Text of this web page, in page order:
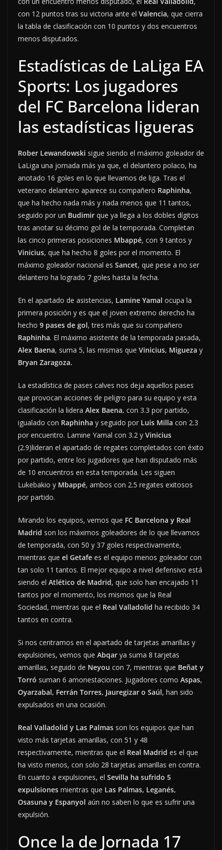
con 12 puntos tras su victoria ante el Valencia, que cierra
la tabla de clasificación con 10 puntos y dos encuentros
menos disputados.
Estadísticas de LaLiga EA
Sports: Los jugadores
del FC Barcelona lideran
las estadísticas ligueras
Rober Lewandowski sigue siendo el máximo goleador de
LaLiga una jornada más ya que, el delantero polaco, ha
anotado 16 goles en lo que llevamos de liga. Tras el
veterano delantero aparece su compañero Raphinha,
que ha hecho nada más y nada menos que 11 tantos,
seguido por un Budimir que ya llega a los dobles dígitos
tras anotar su décimo gol de la temporada. Completan
las cinco primeras posiciones Mbappé, con 9 tantos y
Vinicius, que ha hecho 8 goles por el momento. El
máximo goleador nacional es Sancet, que pese a no ser
delantero ha logrado 7 goles hasta la fecha.
En el apartado de asistencias, Lamine Yamal ocupa la
primera posición y es que el joven extremo derecho ha
hecho 9 pases de gol, tres más que su compañero
Raphinha. El máximo asistente de la temporada pasada,
Alex Baena, suma 5, las mismas que Vinicius, Migueza y
Bryan Zaragoza.
La estadística de pases calves nos deja aquellos pases
que provocan acciones de peligro para su equipo y esta
clasificación la lidera Alex Baena, con 3.3 por partido,
igualado con Raphinha y seguido por Luis Milla con 2.3
por encuentro. Lamine Yamal con 3.2 y Vinicius
(2.9)lideran el apartado de regates completados con éxito
por partido, entre los jugadores que han disputado más
de 10 encuentros en esta temporada. Les siguen
Lukebakio y Mbappé, ambos con 2.5 regates exitosos
por partido.
Mirando los equipos, vemos que FC Barcelona y Real
Madrid son los máximos goleadores de lo que llevamos
de temporada, con 50 y 37 goles respectivamente,
mientras que el Getafe es el equipo menos goleador con
tan solo 11 tantos. El mejor equipo a nivel defensivo está
siendo el Atlético de Madrid, que solo han encajado 11
tantos por el momento, los mismos que la Real
Sociedad, mientras que el Real Valladolid ha recibido 34
tantos en contra.
Si nos centramos en el apartado de tarjetas amarillas y
expulsiones, vemos que Abqar ya suma 8 tarjetas
amarillas, seguido de Neyou con 7, mientras que Beñat y
Torró suman 6 amonestaciones. Jugadores como Aspas,
Oyarzabal, Ferrán Torres, Jauregizar o Saúl, han sido
expulsados en una ocasión.
Real Valladolid y Las Palmas son los equipos que han
visto más tarjetas amarillas, con 51 y 48
respectivamente, mientras que el Real Madrid es el que
ha visto menos, con solo 28 tarjetas amarillas en contra.
En cuanto a expulsiones, el Sevilla ha sufrido 5
expulsiones mientras que Las Palmas, Leganés,
Osasuna y Espanyol aún no saben lo que es sufrir una
expulsión.
Once la de Jornada 17